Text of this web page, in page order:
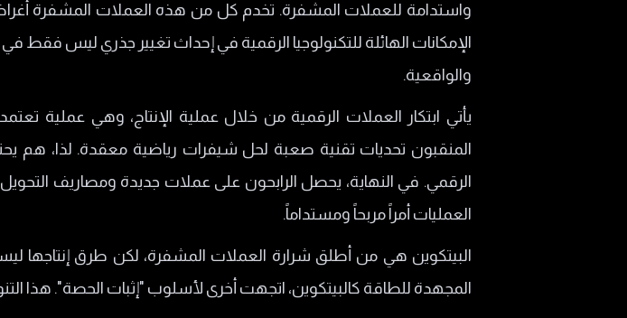
التهديدات الأمنية
واستدامة للعملات المشفرة. تخدم كل من هذه العملات المشفرة
الإمكانات الهائلة للتكنولوجيا الرقمية في إحداث تغيير جذري ليس فقط
والواقعية.
يأتي ابتكار العملات الرقمية من خلال عملية الإنتاج، وهي عملية
المنقبون تحديات تقنية صعبة لحل شيفرات رياضية معقدة. لذا، هم
الرقمي. في النهاية، يحصل الرابحون على عملات جديدة ومصاريف
العمليات أمراً مربحاً ومستداماً.
البيتكوين هي من أطلق شرارة العملات المشفرة، لكن طرق إنتاجها
المجهدة للطاقة كالبيتكوين، اتجهت أخرى لأسلوب "إثبات الحصة". هذا